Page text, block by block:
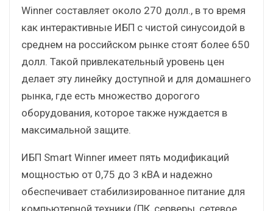
Winner составляет около 270 долл., в то время
как интерактивные ИБП с чистой синусоидой в
среднем на российском рынке стоят более 650
долл. Такой привлекательный уровень цен
делает эту линейку доступной и для домашнего
рынка, где есть множество дорогого
оборудования, которое также нуждается в
максимальной защите.
ИБП Smart Winner имеет пять модификаций
мощностью от 0,75 до 3 кВА и надежно
обеспечивает стабилизированное питание для
компьютерной техники (ПК, серверы, сетевое